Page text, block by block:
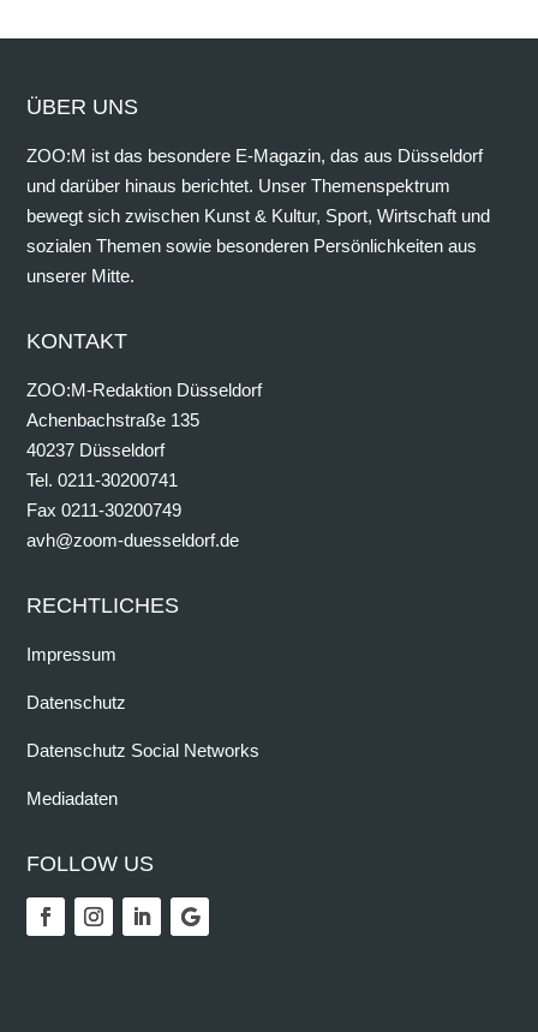
ÜBER UNS
ZOO:M ist das besondere E-Magazin, das aus Düsseldorf
und darüber hinaus berichtet. Unser Themenspektrum
bewegt sich zwischen Kunst & Kultur, Sport, Wirtschaft und
sozialen Themen sowie besonderen Persönlichkeiten aus
unserer Mitte.
KONTAKT
ZOO:M-Redaktion Düsseldorf
Achenbachstraße 135
40237 Düsseldorf
Tel. 0211-30200741
Fax 0211-30200749
avh@zoom-duesseldorf.de
RECHTLICHES
Impressum
Datenschutz
Datenschutz Social Networks
Mediadaten
FOLLOW US